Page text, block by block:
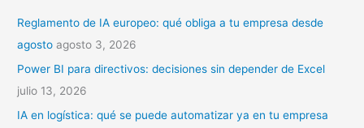
r
:
Reglamento de IA europeo: qué obliga a tu empresa desde
agosto agosto 3, 2026
Power BI para directivos: decisiones sin depender de Excel
julio 13, 2026
IA en logística: qué se puede automatizar ya en tu empresa